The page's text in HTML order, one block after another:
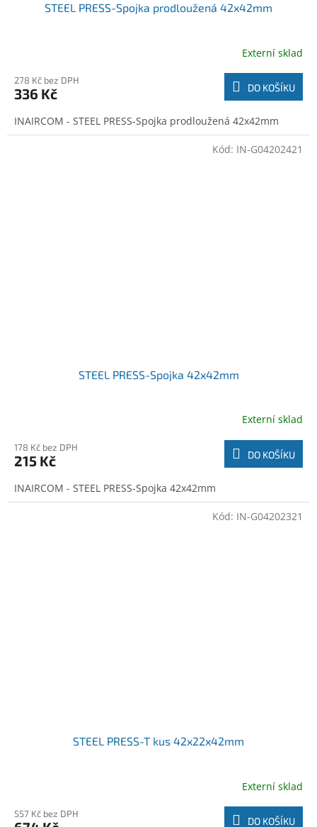
STEEL PRESS-Spojka prodloužená 42x42mm
Externí sklad
278 Kč bez DPH
336 Kč DO KOŠÍKU
INAIRCOM - STEEL PRESS-Spojka prodloužená 42x42mm
STEEL PRESS-Spojka 42x42mm
Externí sklad
178 Kč bez DPH
215 Kč DO KOŠÍKU
INAIRCOM - STEEL PRESS-Spojka 42x42mm
Kód: IN-G04202421
STEEL PRESS-T kus 42x22x42mm
Externí sklad
557 Kč bez DPH
DO KOŠÍKU
Kód: IN-G04202321